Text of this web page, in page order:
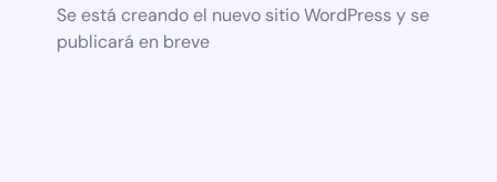
Se está creando el nuevo sitio WordPress y se
publicará en breve